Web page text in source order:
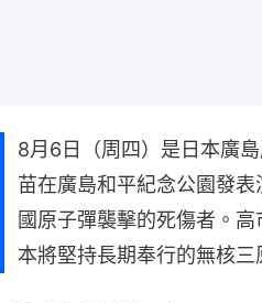
8月6日（周四）是日本廣
苗在廣島和平紀念公園發
國原子彈襲擊的死傷者。
本將堅持長期奉行的無核三